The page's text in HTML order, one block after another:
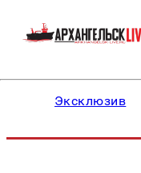
Эксклюзив